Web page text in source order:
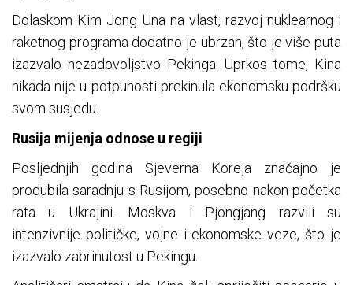
Dolaskom Kim Jong Una na vlast, razvoj nuklearnog i
raketnog programa dodatno je ubrzan, što je više puta
izazvalo nezadovoljstvo Pekinga. Uprkos tome, Kina
nikada nije u potpunosti prekinula ekonomsku podršku
svom susjedu.
Rusija mijenja odnose u regiji
Posljednjih godina Sjeverna Koreja značajno je
produbila saradnju s Rusijom, posebno nakon početka
rata u Ukrajini. Moskva i Pjongjang razvili su
intenzivnije političke, vojne i ekonomske veze, što je
izazvalo zabrinutost u Pekingu.